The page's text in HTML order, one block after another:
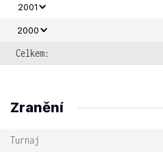
2001
2000
Celkem:
Zranění
Turnaj